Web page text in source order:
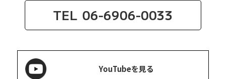
TEL 06-6906-0033
YouTubeを見る